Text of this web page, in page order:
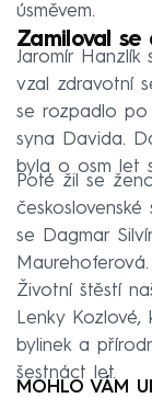
úsměvem.
Zamiloval se
Jaromír
vzal zdravotní
se rozpadlo po
syna Davida.
byla o osm let
Poté žil se
se Dagmar
Životní štěstí
Lenky
bylinek a
šestnáct let.
MOHLO VÁM